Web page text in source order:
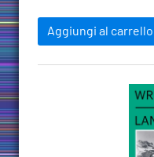
Aggiungi al carrello